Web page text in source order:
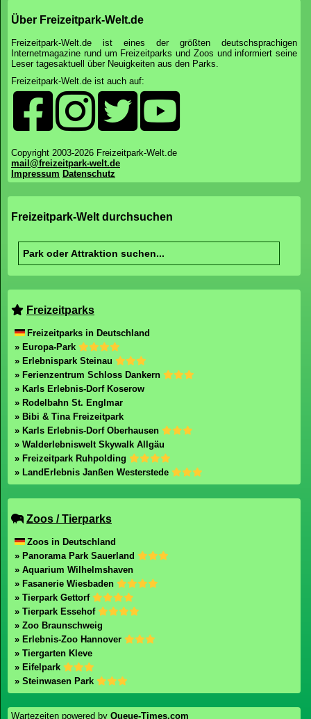
Über Freizeitpark-Welt.de
Freizeitpark-Welt.de ist eines der größten deutschsprachigen
Internetmagazine rund um Freizeitparks und Zoos und informiert seine
Leser tagesaktuell über Neuigkeiten aus den Parks.
Freizeitpark-Welt.de ist auch auf:
Copyright 2003-2026 Freizeitpark-Welt.de
mail@freizeitpark-welt.de
Impressum Datenschutz
Freizeitpark-Welt durchsuchen
Freizeitparks
Freizeitparks in Deutschland
» Europa-Park
» Erlebnispark Steinau
» Ferienzentrum Schloss Dankern
» Karls Erlebnis-Dorf Koserow
» Rodelbahn St. Englmar
» Bibi & Tina Freizeitpark
» Karls Erlebnis-Dorf Oberhausen
» Walderlebniswelt Skywalk Allgäu
» Freizeitpark Ruhpolding
» LandErlebnis Janßen Westerstede
Zoos / Tierparks
Zoos in Deutschland
» Panorama Park Sauerland
» Aquarium Wilhelmshaven
» Fasanerie Wiesbaden
» Tierpark Gettorf
» Tierpark Essehof
» Zoo Braunschweig
» Erlebnis-Zoo Hannover
» Tiergarten Kleve
» Eifelpark
» Steinwasen Park
Wartezeiten powered by Queue-Times.com